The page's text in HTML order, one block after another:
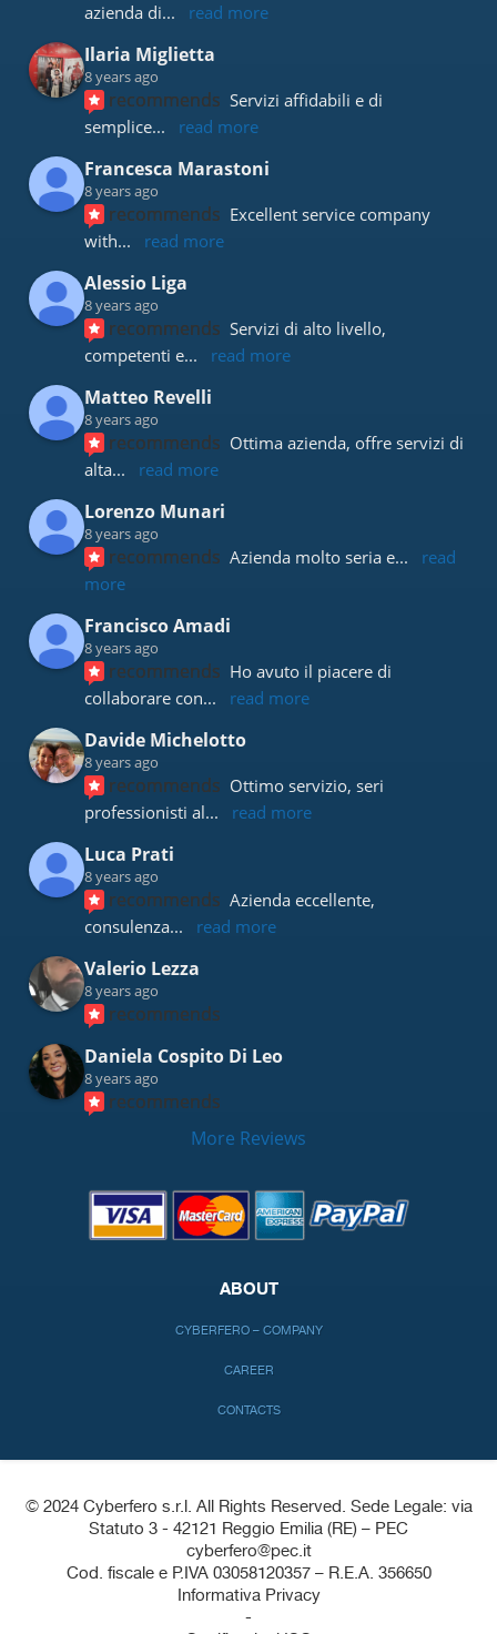
azienda di... read more
Ilaria Miglietta
8 years ago
recommends Servizi affidabili e di
semplice... read more
Francesca Marastoni
8 years ago
recommends Excellent service company
with... read more
Alessio Liga
8 years ago
recommends Servizi di alto livello,
competenti e... read more
Matteo Revelli
8 years ago
recommends Ottima azienda, offre servizi di
alta... read more
Lorenzo Munari
8 years ago
recommends Azienda molto seria e...
read
more
Francisco Amadi
8 years ago
recommends Ho avuto il piacere di
collaborare con... read more
Davide Michelotto
8 years ago
recommends Ottimo servizio, seri
professionisti al... read more
Luca Prati
8 years ago
recommends Azienda eccellente,
consulenza... read more
Valerio Lezza
8 years ago
recommends
Daniela Cospito Di Leo
8 years ago
recommends
More Reviews
ABOUT
CYBERFERO – COMPANY
CAREER
CONTACTS
© 2024 Cyberfero s.r.l. All Rights Reserved. Sede Legale: via
Statuto 3 - 42121 Reggio Emilia (RE) – PEC
cyberfero@pec.it
Cod. fiscale e P.IVA 03058120357 – R.E.A. 356650
Informativa Privacy
-